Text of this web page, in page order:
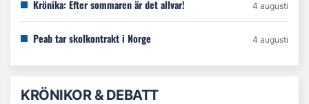
Krönika: Efter sommaren är det allvar! 4 augusti
Peab tar skolkontrakt i Norge 4 augusti
KRÖNIKOR & DEBATT